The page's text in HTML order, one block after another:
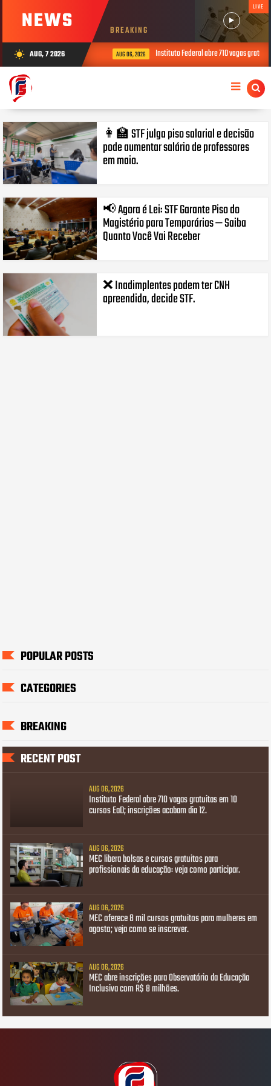
NEWS BREAKING
LIVE
wb_sunny AUG, 7 2026 AUG 06, 2026 Instituto Federal abre 710 vagas
👩‍🏫 STF julga piso salarial e decisão
pode aumentar salário de professores
em maio.
📢 Agora é Lei: STF Garante Piso do
Magistério para Temporários — Saiba
Quanto Você Vai Receber
❌ Inadimplentes podem ter CNH
apreendida, decide STF.
POPULAR POSTS
CATEGORIES
BREAKING
RECENT POST
AUG 06, 2026
Instituto Federal abre 710 vagas gratuitas em 10
cursos EaD; inscrições acabam dia 12.
AUG 06, 2026
MEC libera bolsas e cursos gratuitos para
profissionais da educação: veja como participar.
AUG 06, 2026
MEC oferece 8 mil cursos gratuitos para mulheres em
agosto; veja como se inscrever.
AUG 06, 2026
MEC abre inscrições para Observatório da Educação
Inclusiva com R$ 8 milhões.